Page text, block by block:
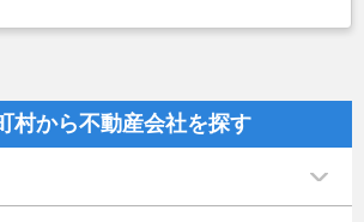
村から不動産会社を探す